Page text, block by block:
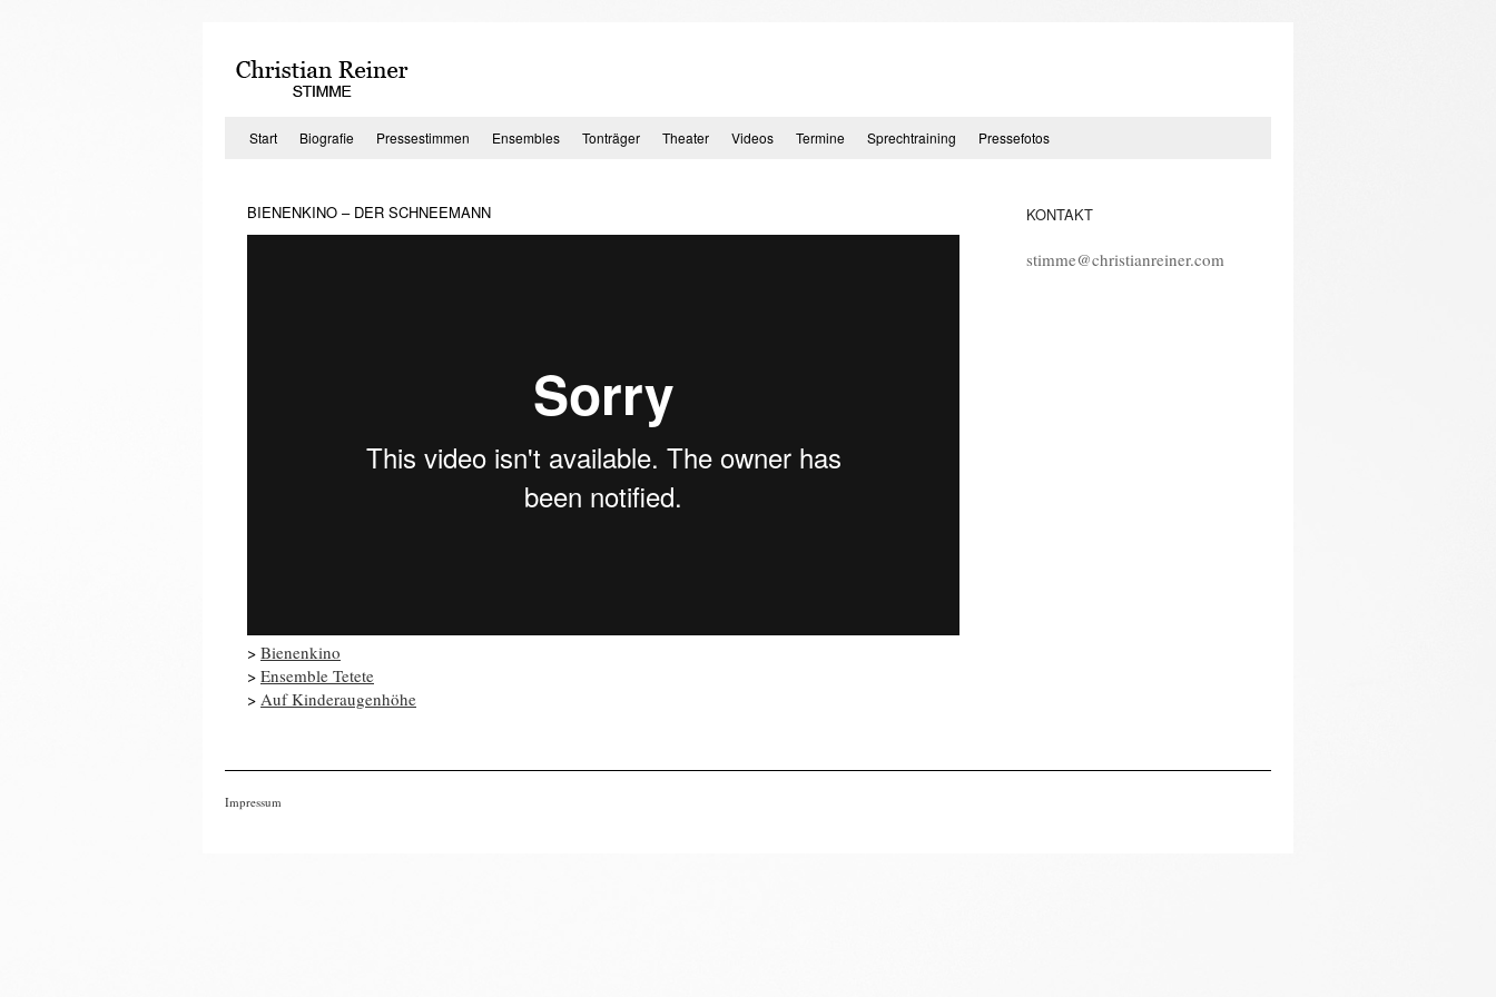
springen
Start Biografie Pressestimmen Ensembles Tonträger Theater Videos Termine Sprechtraining Pressefotos
BIENENKINO – DER SCHNEEMANN
> Bienenkino
> Ensemble Tetete
> Auf Kinderaugenhöhe
KONTAKT
stimme@christianreiner.com
Impressum